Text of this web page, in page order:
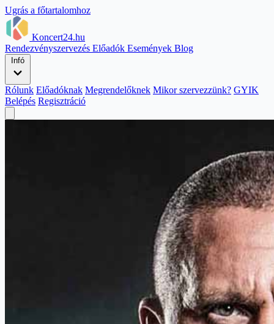
Ugrás a főtartalomhoz
Koncert24.hu
Rendezvényszervezés Előadók Események Blog
Infó
Rólunk Előadóknak Megrendelőknek Mikor szervezzünk? GYIK
Belépés Regisztráció